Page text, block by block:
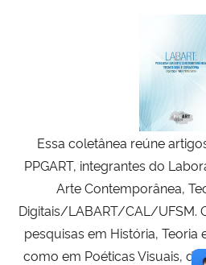
Ministério da Ciência, Tecnologia,
Ministério do Meio Ambiente
Ministério do Turismo
Essa coletânea reúne
PPGART, integrantes do
Arte Contemporânea,
Digitais/LABART/CAL/UFSM.
pesquisas em História, Teoria
como em Poéticas Visuais,